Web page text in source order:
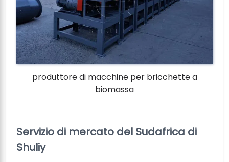
produttore di macchine per bricchette a
biomassa
Servizio di mercato del Sudafrica di
Shuliy